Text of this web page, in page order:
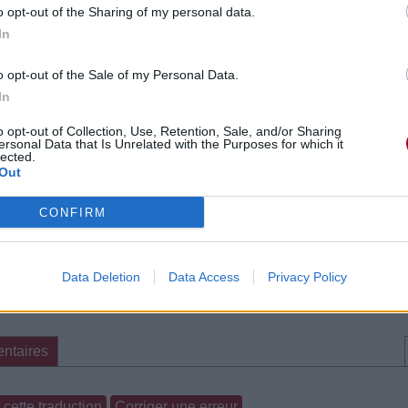
opt-out of the Sharing of my personal data.
opt-out of the Sale of my Personal Data.
opt-out of Collection, Use, Retention, Sale, and/or Sharing
Data that Is Unrelated with the Purposes for which it
CONFIRM
Data Deletion Data Access Privacy Policy
sur
au meilleur prix sur
Rien »